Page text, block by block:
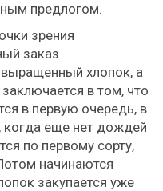
предлогом.
зрения
заказ
выращенный хлопок, а
в том, что
в первую очередь, в
когда еще нет дождей
по первому сорту,
начинаются
закупается уже